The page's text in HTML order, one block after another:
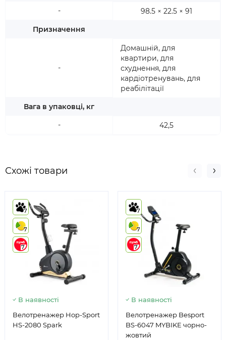
-
Призначення
-
Вага в упаковці, кг
-
98.5 × 22.5 × 91
Домашній, для
квартири, для
схуднення, для
кардіотренувань, для
реабілітації
42,5
Схожі товари
7
7
7
В наявності
Велотренажер Hop-Sport
HS-2080 Spark
7
7
7
В наявності
Велотренажер Besport
BS-6047 MYBIKE чорно-
жовтий